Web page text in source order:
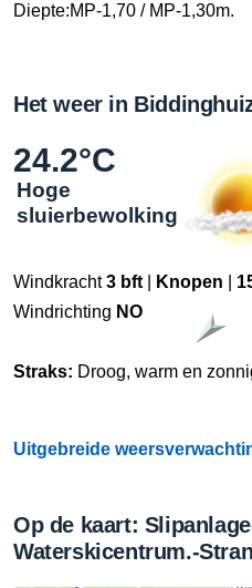
Diepte:MP-1,70 / MP-1,30m.
Het weer in
24.2°C
Hoge
sluierbewolking
Windkracht3 bft Knopen
Windrichting NO
Straks: Droog, warm en
Uitgebreide
Op de kaart:
Waterskicentrum.-